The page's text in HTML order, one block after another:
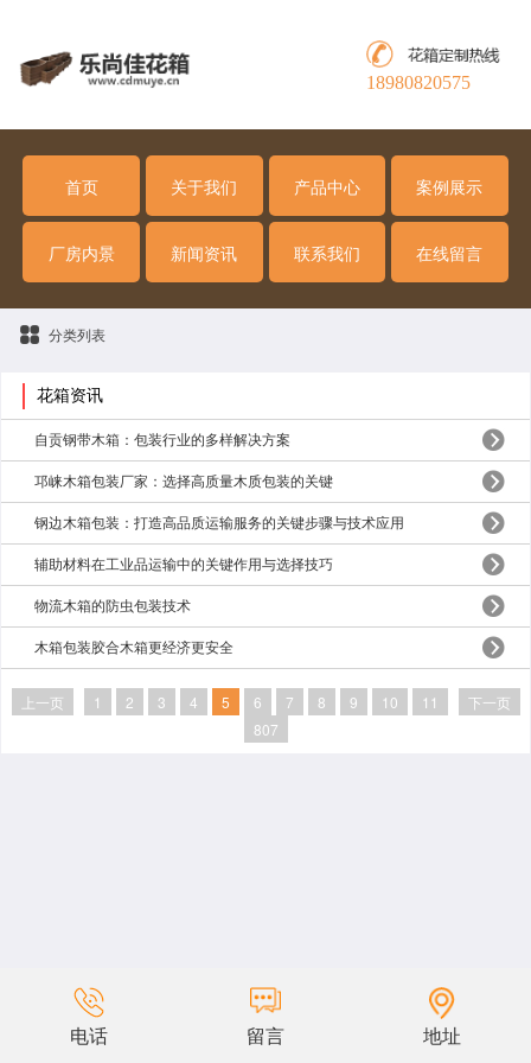
18980820575
首页 关于我们 产品中心 案例展示
厂房内景 新闻资讯 联系我们 在线留言
分类列表
花箱资讯
自贡钢带木箱：包装行业的多样解决方案
邛崃木箱包装厂家：选择高质量木质包装的关键
钢边木箱包装：打造高品质运输服务的关键步骤与技术应用
辅助材料在工业品运输中的关键作用与选择技巧
物流木箱的防虫包装技术
木箱包装胶合木箱更经济更安全
上一页 1 2 3 4 5 6 7 8 9 10 11
下一页
807
电话 留言 地址